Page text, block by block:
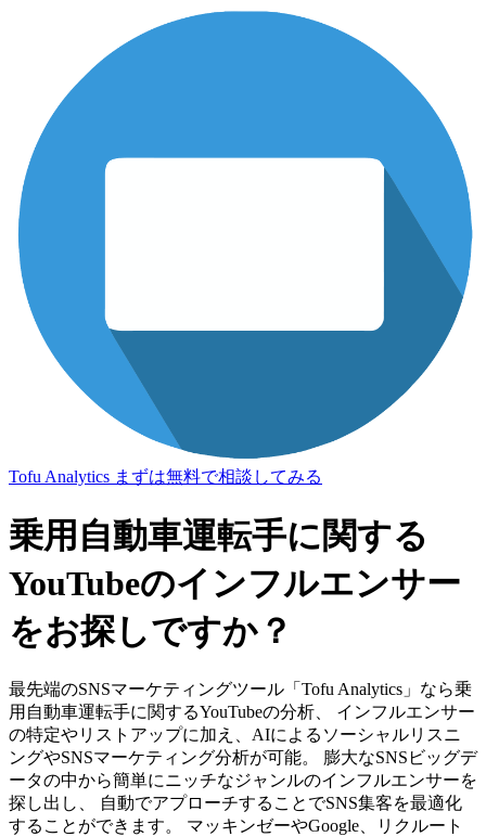
Tofu Analytics まずは無料で相談してみる
乗用自動車運転手に関する
YouTubeのインフルエンサー
をお探しですか？
最先端のSNSマーケティングツール「Tofu Analytics」なら乗
用自動車運転手に関するYouTubeの分析、 インフルエンサー
の特定やリストアップに加え、AIによるソーシャルリスニ
ングやSNSマーケティング分析が可能。 膨大なSNSビッグデ
ータの中から簡単にニッチなジャンルのインフルエンサーを
探し出し、 自動でアプローチすることでSNS集客を最適化
することができます。 マッキンゼーやGoogle、リクルート